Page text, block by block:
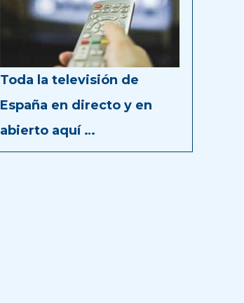
Toda la televisión de
España en directo y en
abierto aquí …